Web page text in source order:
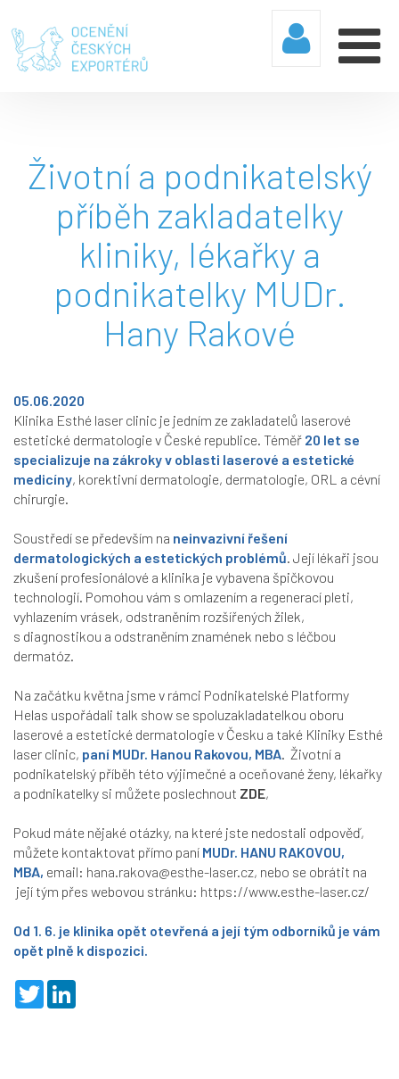
Životní a podnikatelský
příběh zakladatelky
kliniky, lékařky a
podnikatelky MUDr.
Hany Rakové
05.06.2020
Klinika Esthé laser clinic je jedním ze zakladatelů laserové
estetické dermatologie v České republice. Téměř 20 let se
specializuje na zákroky v oblasti laserové a estetické
medicíny, korektivní dermatologie, dermatologie, ORL a cévní
chirurgie.
Soustředí se především na neinvazivní řešení
dermatologických a estetických problémů. Její lékaři jsou
zkušení profesionálové a klinika je vybavena špičkovou
technologií. Pomohou vám s omlazením a regenerací pleti,
vyhlazením vrásek, odstraněním rozšířených žilek,
s diagnostikou a odstraněním znamének nebo s léčbou
dermatóz.
Na začátku května jsme v rámci Podnikatelské Platformy
Helas uspořádali talk show se spoluzakladatelkou oboru
laserové a estetické dermatologie v Česku a také Kliniky Esthé
laser clinic, paní MUDr. Hanou Rakovou, MBA. Životní a
podnikatelský příběh této výjimečné a oceňované ženy, lékařky
a podnikatelky si můžete poslechnout ZDE,
Pokud máte nějaké otázky, na které jste nedostali odpověď,
můžete kontaktovat přímo paní MUDr. HANU RAKOVOU,
MBA, email: hana.rakova@esthe-laser.cz, nebo se obrátit na
její tým přes webovou stránku: https://www.esthe-laser.cz/
Od 1. 6. je klinika opět otevřená a její tým odborníků je vám
opět plně k dispozici.
T
w